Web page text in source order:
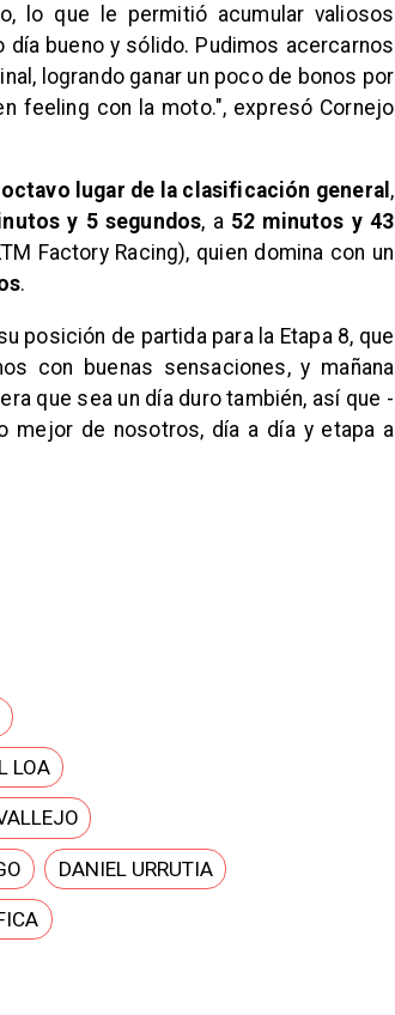
lo que le permitió acumular valiosos
bueno y sólido. Pudimos acercarnos
logrando ganar un poco de bonos por
feeling con la moto.", expresó Cornejo
octavo lugar de la clasificación general ,
y 5 segundos, a 52 minutos y 43
Factory Racing), quien domina con un
.
posición de partida para la Etapa 8, que
con buenas sensaciones, y mañana
que sea un día duro también, así que -
mejor de nosotros, día a día y etapa a
LOA
DANIEL URRUTIA